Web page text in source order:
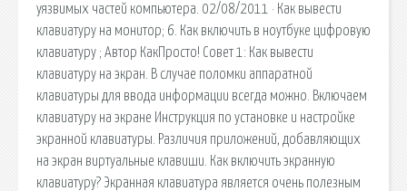
уязвимых частей компьютера. 02/08/2011 · Как вывести
клавиатуру на монитор; 6. Как включить в ноутбуке цифровую
клавиатуру ; Автор КакПросто! Совет 1: Как вывести
клавиатуру на экран. В случае поломки аппаратной
клавиатуры для ввода информации всегда можно. Включаем
клавиатуру на экране Инструкция по установке и настройке
экранной клавиатуры. Различия приложений, добавляющих
на экран виртуальные клавиши. Как включить экранную
клавиатуру? Экранная клавиатура является очень полезным